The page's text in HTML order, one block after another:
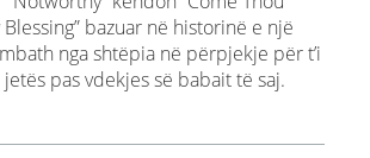
bazuar në historinë e një
nga shtëpia në përpjekje për t’i
pas vdekjes së babait të saj.